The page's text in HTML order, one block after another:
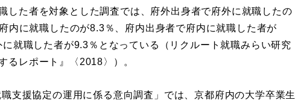
した者を対象とした調査では、府外出身者で府外に就職したの
内に就職したのが8.3％、府内出身者で府内に就職した者が
就職した者が9.3％となっている（リクルート就職みらい研究
るレポート』〈2018〉）。
支援協定の運用に係る意向調査」では、京都府内の大学卒業生